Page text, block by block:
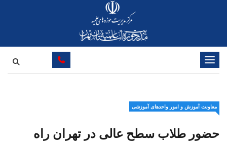
تغییر وضعیت ناوبری
معاونت آموزش و امور واحدهای آموزشی
حضور طلاب سطح عالی در تهران راه